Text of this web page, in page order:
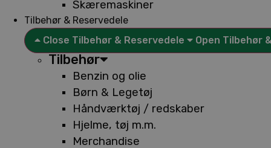
Skæremaskiner
Tilbehør & Reservedele
Close Tilbehør & Reservedele
Open Tilbehør
Tilbehør
Benzin og olie
Børn & Legetøj
Håndværktøj / redskaber
Hjelme, tøj m.m.
Merchandise